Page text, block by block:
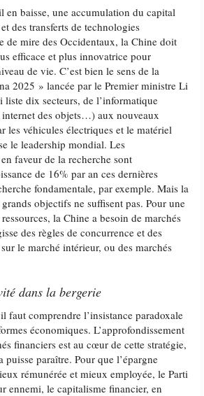
en baisse, une accumulation du capital
des transferts de technologies
de mire des Occidentaux, la Chine doit
efficace et plus innovatrice pour
de vie. C’est bien le sens de la
2025 » lancée par le Premier ministre Li
dix secteurs, de l’informatique
des objets…) aux nouveaux
les véhicules électriques et le matériel
le leadership mondial. Les
faveur de la recherche sont
de 16% par an ces dernières
fondamentale, par exemple. Mais la
objectifs ne suffisent pas. Pour une
la Chine a besoin de marchés
des règles de concurrence et des
le marché intérieur, ou des marchés
dans la bergerie
faut comprendre l’insistance paradoxale
économiques. L’approfondissement
financiers est au cœur de cette stratégie,
puisse paraître. Pour que l’épargne
rémunérée et mieux employée, le Parti
ennemi, le capitalisme financier, en